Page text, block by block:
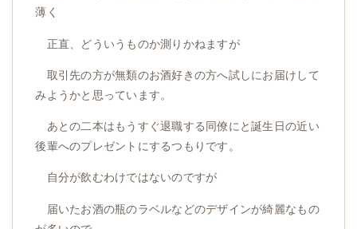
薄く
正直、どういうものか測りかねますが
取引先の方が無類のお酒好きの方へ試しにお届けして
みようかと思っています。
あとの二本はもうすぐ退職する同僚にと誕生日の近い
後輩へのプレゼントにするつもりです。
自分が飲むわけではないのですが
届いたお酒の瓶のラベルなどのデザインが綺麗なもの